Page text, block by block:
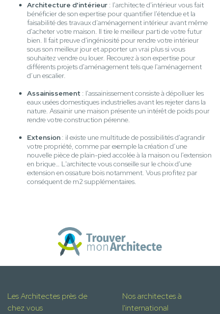
Architecture d'intérieur : l'architecte d'intérieur vous fait
bénéficier de son expertise pour quantifier l'étendue et la
faisabilité des travaux d’aménagement intérieur avant même
d'acheter votre maison. Il tire le meilleur parti de votre futur
bien. Il fait preuve d'ingéniosité pour rendre votre intérieur
sous son meilleur jour et apporter un vrai plus si vous
souhaitez vendre ou louer. Recourez à son expertise pour
différents projets d'aménagement tels que l'aménagement
d’un escalier.
Assainissement : l'assainissement consiste à dépolluer les
eaux usées domestiques industrielles avant les rejeter dans la
nature. Assainir une maison présente un intérêt de poids pour
rendre votre construction pérenne.
Extension : il existe une multitude de possibilités d'agrandir
votre propriété, comme par exemple la création d’une
nouvelle pièce de plain-pied accolée à la maison ou l'extension
en brique… L'architecte vous conseille sur le choix d'une
extension en ossature bois notamment. Vous profitez par
conséquent de m2 supplémentaires.
Les Architectes près de
chez vous
Nos architectes à
l'international